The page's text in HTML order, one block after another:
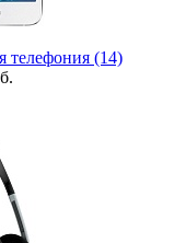
телефония (14)